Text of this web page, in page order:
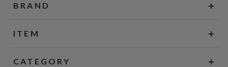
BRAND
ITEM
CATEGORY